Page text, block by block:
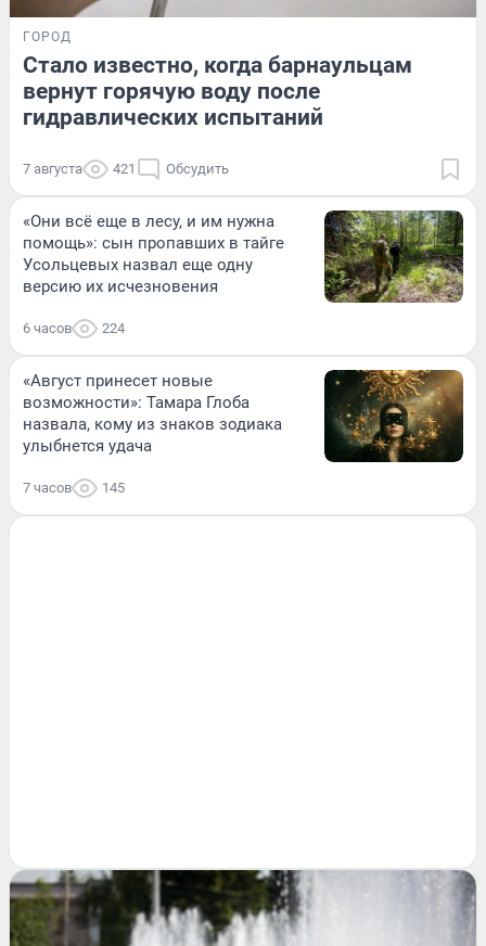
ГОРОД
Стало известно, когда барнаульцам
вернут горячую воду после
гидравлических испытаний
7 августа 421 Обсудить
«Они всё еще в лесу, и им нужна
помощь»: сын пропавших в тайге
Усольцевых назвал еще одну
версию их исчезновения
6 часов 224
«Август принесет новые
возможности»: Тамара Глоба
назвала, кому из знаков зодиака
улыбнется удача
7 часов 145